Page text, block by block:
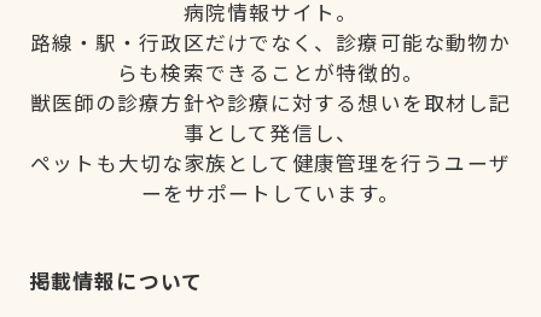
病院情報サイト。
路線・駅・行政区だけでなく、診療可能な動物か
らも検索できることが特徴的。
獣医師の診療方針や診療に対する想いを取材し記
事として発信し、
ペットも大切な家族として健康管理を行うユーザ
ーをサポートしています。
掲載情報について